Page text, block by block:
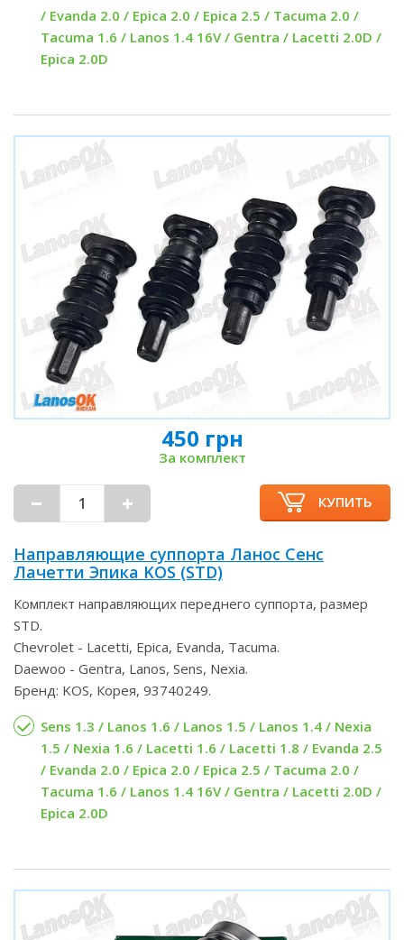
/ Evanda 2.0 / Epica 2.0 / Epica 2.5 / Tacuma 2.0 /
Tacuma 1.6 / Lanos 1.4 16V / Gentra / Lacetti 2.0D /
Epica 2.0D
450 грн
За комплект
КУПИТЬ
Направляющие суппорта Ланос Сенс
Лачетти Эпика KOS (STD)
Комплект направляющих переднего суппорта, размер
STD.
Chevrolet - Lacetti, Epica, Evanda, Tacuma.
Daewoo - Gentra, Lanos, Sens, Nexia.
Бренд: KOS, Корея, 93740249.
Sens 1.3 / Lanos 1.6 / Lanos 1.5 / Lanos 1.4 / Nexia
1.5 / Nexia 1.6 / Lacetti 1.6 / Lacetti 1.8 / Evanda 2.5
/ Evanda 2.0 / Epica 2.0 / Epica 2.5 / Tacuma 2.0 /
Tacuma 1.6 / Lanos 1.4 16V / Gentra / Lacetti 2.0D /
Epica 2.0D